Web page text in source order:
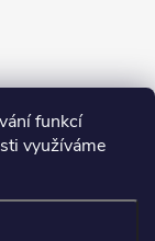
funkcí
využíváme